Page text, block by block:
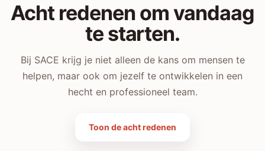
Acht redenen om vandaag
te starten.
Bij SACE krijg je niet alleen de kans om mensen te
helpen, maar ook om jezelf te ontwikkelen in een
hecht en professioneel team.
Toon de acht redenen